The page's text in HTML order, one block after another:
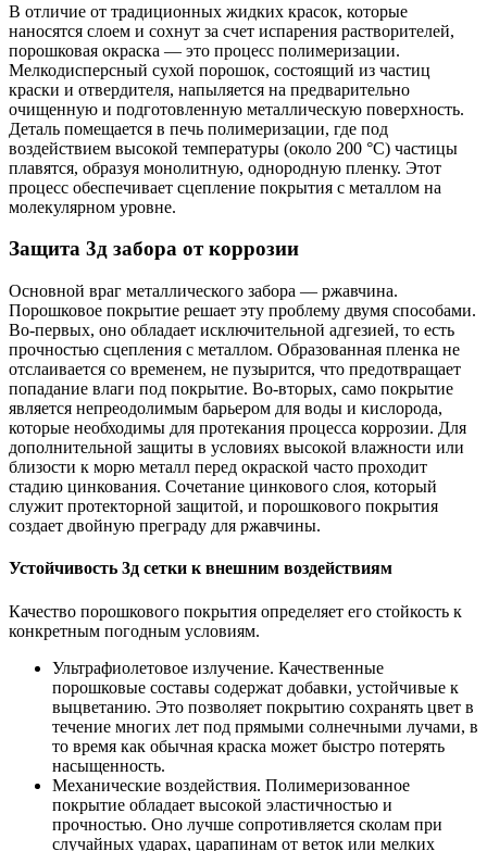
В отличие от традиционных жидких красок, которые
наносятся слоем и сохнут за счет испарения растворителей,
порошковая окраска — это процесс полимеризации.
Мелкодисперсный сухой порошок, состоящий из частиц
краски и отвердителя, напыляется на предварительно
очищенную и подготовленную металлическую поверхность.
Деталь помещается в печь полимеризации, где под
воздействием высокой температуры (около 200 °C) частицы
плавятся, образуя монолитную, однородную пленку. Этот
процесс обеспечивает сцепление покрытия с металлом на
молекулярном уровне.
Защита 3д забора от коррозии
Основной враг металлического забора — ржавчина.
Порошковое покрытие решает эту проблему двумя способами.
Во-первых, оно обладает исключительной адгезией, то есть
прочностью сцепления с металлом. Образованная пленка не
отслаивается со временем, не пузырится, что предотвращает
попадание влаги под покрытие. Во-вторых, само покрытие
является непреодолимым барьером для воды и кислорода,
которые необходимы для протекания процесса коррозии. Для
дополнительной защиты в условиях высокой влажности или
близости к морю металл перед окраской часто проходит
стадию цинкования. Сочетание цинкового слоя, который
служит протекторной защитой, и порошкового покрытия
создает двойную преграду для ржавчины.
Устойчивость 3д сетки к внешним воздействиям
Качество порошкового покрытия определяет его стойкость к
конкретным погодным условиям.
Ультрафиолетовое излучение. Качественные
порошковые составы содержат добавки, устойчивые к
выцветанию. Это позволяет покрытию сохранять цвет в
течение многих лет под прямыми солнечными лучами, в
то время как обычная краска может быстро потерять
насыщенность.
Механические воздействия. Полимеризованное
покрытие обладает высокой эластичностью и
прочностью. Оно лучше сопротивляется сколам при
случайных ударах, царапинам от веток или мелких